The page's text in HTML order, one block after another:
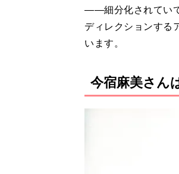
――細分化されてい
ディレクションする
います。
今宿麻美さん